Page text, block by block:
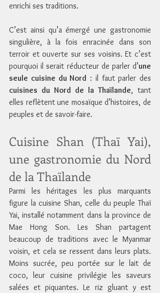
enrichi ses traditions.
C’est ainsi qu’a émergé une gastronomie
singulière, à la fois enracinée dans son
terroir et ouverte sur ses voisins. Et c’est
pourquoi il serait réducteur de parler d’une
seule cuisine du Nord
cuisines du Nord de la Thaïlande, tant
elles reflètent une mosaïque d’histoires, de
peuples et de savoir-faire.
Cuisine Shan (Thaï Yai),
une gastronomie du Nord
de la Thaïlande
Parmi les héritages les plus marquants
figure la cuisine Shan, celle du peuple Thaï
Yai, installé notamment dans la province de
Mae Hong Son. Les Shan partagent
beaucoup de traditions avec le Myanmar
voisin, et cela se ressent dans leurs plats.
Moins sucrée, peu portée sur le lait de
coco, leur cuisine privilégie les saveurs
salées et piquantes. Le riz gluant y est